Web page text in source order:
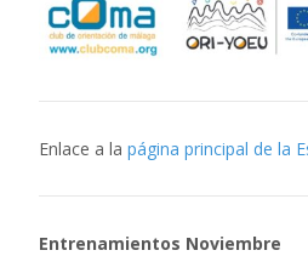
Enlace a la página principal de la
Entrenamientos Noviembre